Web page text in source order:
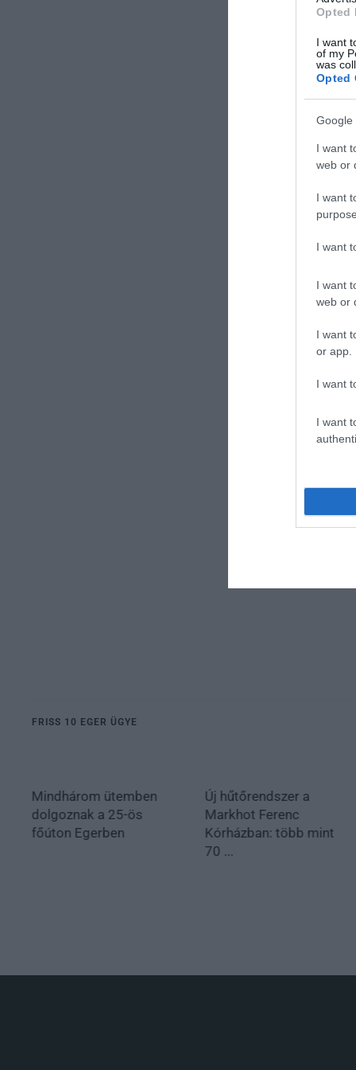
Opted
I want
of my
was
Opted
Google
I want
web or
I want
I want
I want
web or
I want
or app.
I want
I want
FRISS 10 EGER ÜGYE
Mindhárom ütemben
dolgoznak a 25-ös
főúton Egerben
Új hűtőrendszer a
Markhot Ferenc
Kórházban: több mint
70 ...